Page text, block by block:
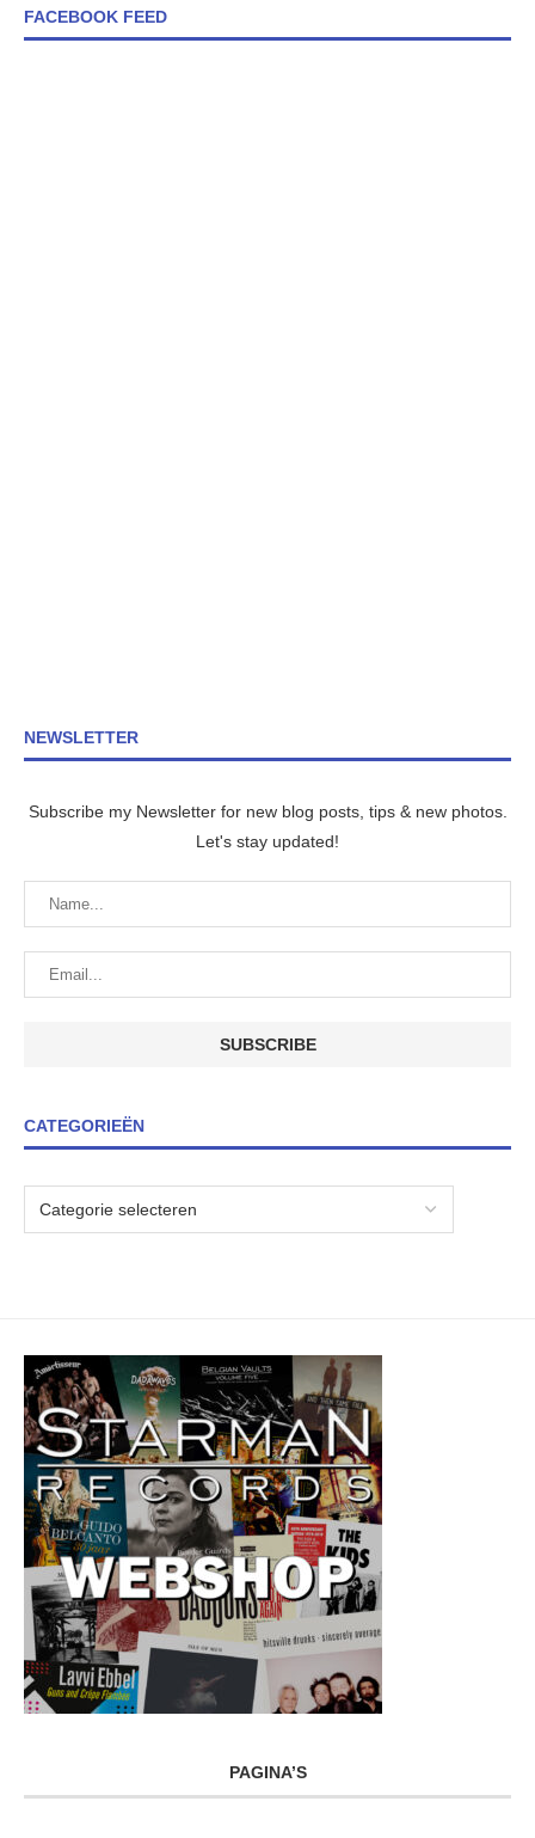
FACEBOOK FEED
NEWSLETTER
Subscribe my Newsletter for new blog posts, tips & new photos.
Let's stay updated!
CATEGORIEËN
PAGINA’S